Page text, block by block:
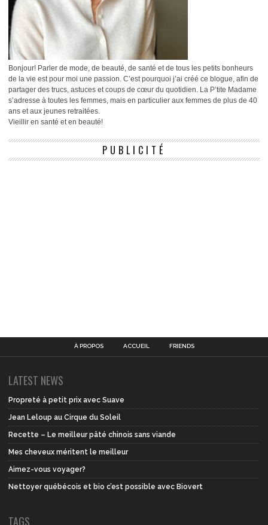
Bonjour! Parler de mode, de beauté, de santé et de tous les petits bonheurs
de la vie est pour moi une passion. C’est pourquoi j’ai créé ce blogue, afin de
partager des trucs, astuces et coups de cœur du quotidien. La P’tite Madame
s’adresse à toutes les femmes, mais en particulier aux femmes de plus de 40
ans et aux jeunes retraitées.
Vieillir en santé et en beauté!
PUBLICITÉ
À PROPOS ACCUEIL FRIENDS
LATEST NEWS
Propreté à petit prix avec Suave
Jean Leloup au Cirque du Soleil
Recette – Le meilleur pâté chinois sans viande
Mes cheveux méritent le meilleur
Aimez-vous voyager?
Nettoyer québécois et bio c’est possible avec Biovert
TAGS